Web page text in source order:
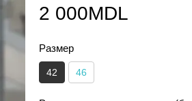
2 000MDL
Размер
42 46